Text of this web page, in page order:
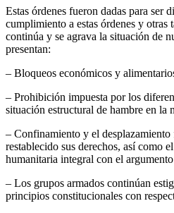
Estas órdenes fueron dadas para ser
cumplimiento a estas órdenes y otras
continúa y se agrava la situación de
presentan:
– Bloqueos económicos y
– Prohibición impuesta por los
situación estructural de hambre en la
– Confinamiento y el desplazamiento
restablecido sus derechos, así como
humanitaria integral con el
– Los grupos armados continúan
principios constitucionales con